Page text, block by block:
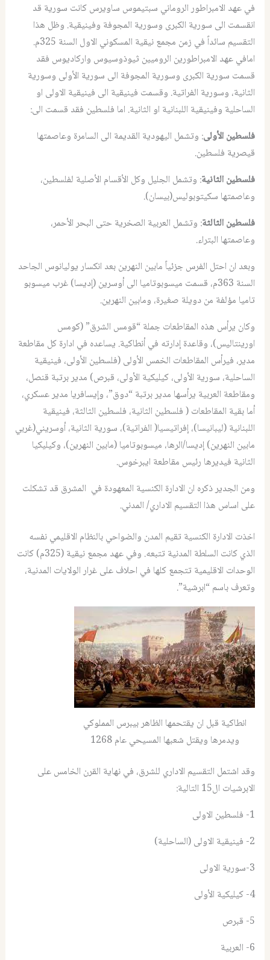
في عهد الامبراطور الروماني سبتيموس ساويرس كانت سورية قد
انقسمت الى سورية الكبرى وسورية المجوفة وفينيقية. وظل هذا
التقسيم سائداً في زمن مجمع نيقية المسكوني الاول السنة 325م.
امافي عهد الامبراطورين الروميين ثيوذوسيوس واركاديوس فقد
قسمت سورية الكبرى وسورية المجوفة الى سورية الأولى وسورية
الثانية، وسورية الفراتية. وقسمت فينيقية الى فينيقية الاولى او
الساحلية وفينيقية اللبنانية او الثانية. اما فلسطين فقد قسمت الى:
فلسطين الأولى: وتشمل اليهودية القديمة الى السامرة وعاصمتها
قيصرية فلسطين.
فلسطين الثانية: وتشمل الجليل وكل الأقسام الأصلية لفلسطين،
وعاصمتها سكيتوبوليس(بيسان).
فلسطين الثالثة: وتشمل العربية الصخرية حتى البحر الأحمر،
وعاصمتها البتراء.
وبعد ان احتل الفرس جزئياً مابين النهرين بعد انكسار يوليانوس الجاحد
السنة 363م، قسمت ميسوبوتاميا الى أوسرين (إديسا) غرب ميسوبو
تاميا مؤلفة من دويلة صغيرة، ومابين النهرين.
وكان يرأس هذه المقاطعات جملة “قومس الشرق” (كومس
اورينتاليس)، وقاعدة إدارته في أنطاكية. يساعده في ادارة كل مقاطعة
مدير، فيرأس المقاطعات الخمس الأولى (فلسطين الأولى، فينيقية
الساحلية، سورية الأولى، كيليكية الأولى، قبرص) مدير برتبة قنصل،
ومقاطعة العربية يرأسها مدير برتبة “دوق”، وإيسافريا مدير عسكري،
أما بقية المقاطعات ( فلسطين الثانية، فلسطين الثالثة، فينيقية
اللبنانية (ليبانيسا)، إفراتيسيا( الفراتية)، سورية الثانية، أوسريني(غربي
مابين النهرين) إديسا/الرها، ميسوبوتاميا (مابين النهرين)، وكيليكيا
الثانية فيديرها رئيس مقاطعة ايبرخوس.
ومن الجدير ذكره ان الادارة الكنسية المعهودة في المشرق قد تشكلت
على اساس هذا التقسيم الاداري/ المدني.
اخذت الادارة الكنسية تقيم المدن والضواحي بالنظام الاقليمي نفسه
الذي كانت السلطة المدنية تتبعه. وفي عهد مجمع نيقية (325م) كانت
الوحدات الاقليمية تتجمع كلها في احلاف على غرار الولايات المدنية،
وتعرف باسم “ابرشية”.
انطاكية قبل ان يقتحمها الظاهر بيبرس المملوكي
ويدمرها ويقتل شعبها المسيحي عام 1268
وقد اشتمل التقسيم الاداري للشرق، في نهاية القرن الخامس على
الابرشيات ال15 التالية:
1- فلسطين الاولى
2- فينيقية الاولى (الساحلية)
3-سورية الاولى
4- كيليكية الأولى
5- قبرص
6- العربية